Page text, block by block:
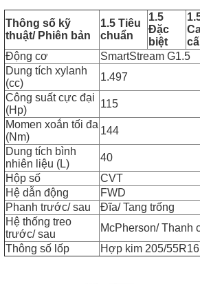
Thông số kỹ
thuật/ Phiên bản
1.5 Tiêu
chuẩn
1.5
Đặc
biệt
Động cơ
SmartStream G1.5
Dung tích xylanh
(cc)
1.497
Công suất cực đại
(Hp)
115
Momen xoắn tối đa
(Nm)
144
Dung tích bình
nhiên liệu (L)
40
Hộp số
CVT
Hệ dẫn động
FWD
Phanh trước/ sau
Đĩa/ Tang trống
Hệ thống treo
trước/ sau
McPherson/ Thanh
Thông số lốp
Hợp kim 205/55R16